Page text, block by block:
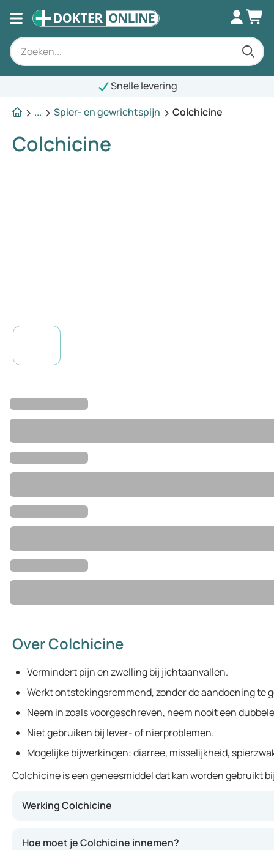
Snelle levering
...
Spier- en gewrichtspijn Colchicine
Colchicine
Over Colchicine
Vermindert pijn en zwelling bij jichtaanvallen.
Werkt ontstekingsremmend, zonder de aandoening te
Neem in zoals voorgeschreven, neem nooit een
Niet gebruiken bij lever- of nierproblemen.
Mogelijke bijwerkingen: diarree, misselijkheid,
Colchicine is een geneesmiddel dat kan worden gebruikt
Werking Colchicine
Hoe moet je Colchicine innemen?